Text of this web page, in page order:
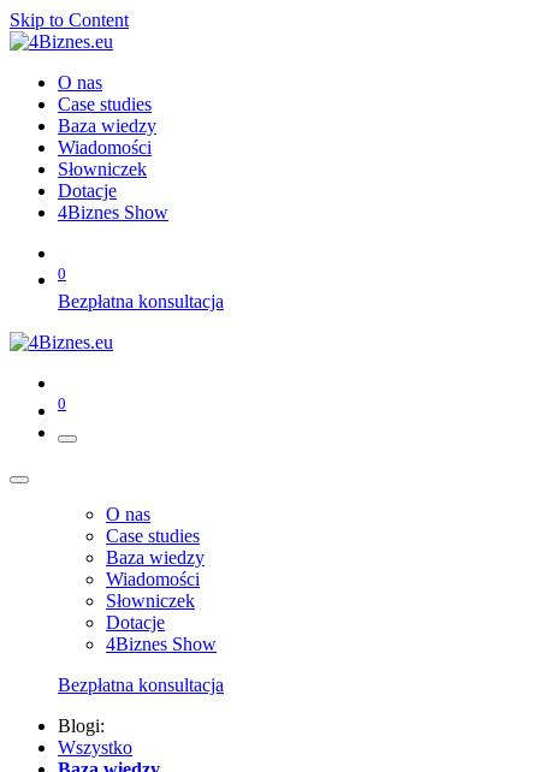
Skip to Content
O nas
Case studies
Baza wiedzy
Wiadomości
Słowniczek
Dotacje
4Biznes Show
0
Bezpłatna konsultacja
0
O nas
Case studies
Baza wiedzy
Wiadomości
Słowniczek
Dotacje
4Biznes Show
Bezpłatna konsultacja
Blogi:
Wszystko